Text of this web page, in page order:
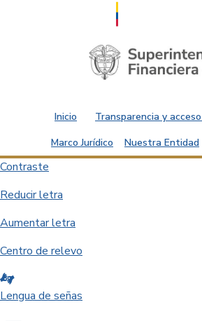
Saltar al contenido principal
Inicio Transparencia y
Marco Jurídico
Nuestra Entidad
Contraste
Reducir letra
Aumentar letra
Centro de relevo
Lengua de señas